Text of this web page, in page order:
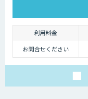
利用料金
お問合せください